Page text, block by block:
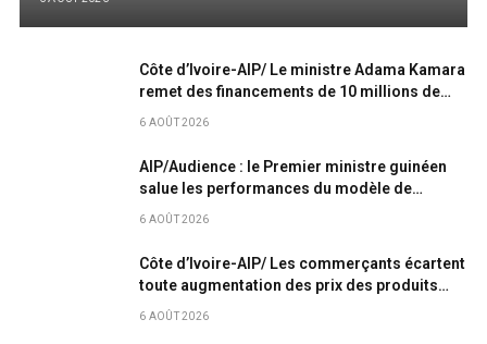
Côte d’Ivoire-AIP/ Le ministre Adama Kamara
remet des financements de 10 millions de
FCFA à deux jeunes porteurs de projets
6 AOÛT 2026
AIP/Audience : le Premier ministre guinéen
salue les performances du modèle de
développement ivoirien
6 AOÛT 2026
Côte d’Ivoire-AIP/ Les commerçants écartent
toute augmentation des prix des produits
après une rencontre avec le ministre Kalil
6 AOÛT 2026